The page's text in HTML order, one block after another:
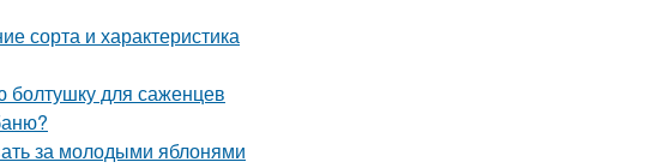
сорта и характеристика
болтушку для саженцев
за молодыми яблонями